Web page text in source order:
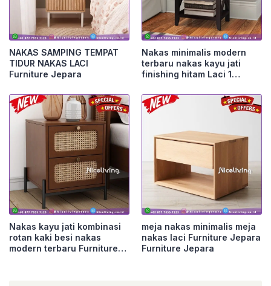
NAKAS SAMPING TEMPAT
TIDUR NAKAS LACI
Furniture Jepara
Nakas minimalis modern
terbaru nakas kayu jati
finishing hitam Laci 1
Nakas kayu jati kombinasi
rotan kaki besi nakas
modern terbaru Furniture
meja nakas minimalis meja
nakas laci Furniture Jepara
Furniture Jepara